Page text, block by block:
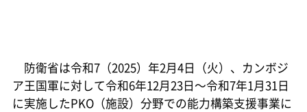
防衛省は令和7（2025）年2月4日（火）、カンボジ
ア王国軍に対して令和6年12月23日～令和7年1月31日
に実施したPKO（施設）分野での能力構築支援事業に